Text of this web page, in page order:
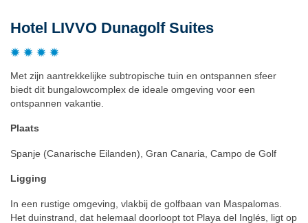
Hotel LIVVO Dunagolf Suites
Met zijn aantrekkelijke subtropische tuin en ontspannen sfeer
biedt dit bungalowcomplex de ideale omgeving voor een
ontspannen vakantie.
Plaats
Spanje (Canarische Eilanden), Gran Canaria, Campo de Golf
Ligging
In een rustige omgeving, vlakbij de golfbaan van Maspalomas.
Het duinstrand, dat helemaal doorloopt tot Playa del Inglés, ligt op